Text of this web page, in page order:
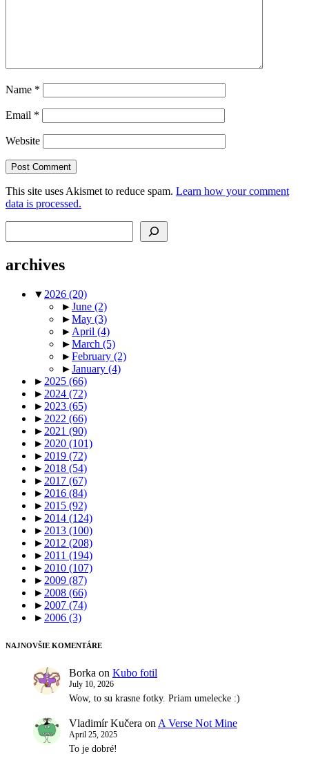
Name *
Email *
Website
This site uses Akismet to reduce spam. Learn how your comment
data is processed.
archives
▼ 2026 (20)
►June (2)
►May (3)
► April (4)
►March (5)
►February (2)
►January (4)
► 2025 (66)
► 2024 (72)
► 2023 (65)
► 2022 (66)
► 2021 (90)
► 2020 (101)
► 2019 (72)
► 2018 (54)
► 2017 (67)
► 2016 (84)
► 2015 (92)
► 2014 (124)
► 2013 (100)
► 2012 (208)
► 2011 (194)
► 2010 (107)
► 2009 (87)
► 2008 (66)
► 2007 (74)
► 2006 (3)
NAJNOVŠIE KOMENTÁRE
Borka on Kubo fotil
July 10, 2026
Wow, to su krasne fotky. Priam umelecke :)
Vladimír Kučera on A Verse Not Mine
April 25, 2025
To je dobré!